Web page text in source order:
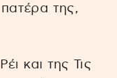
της,
και της Τις